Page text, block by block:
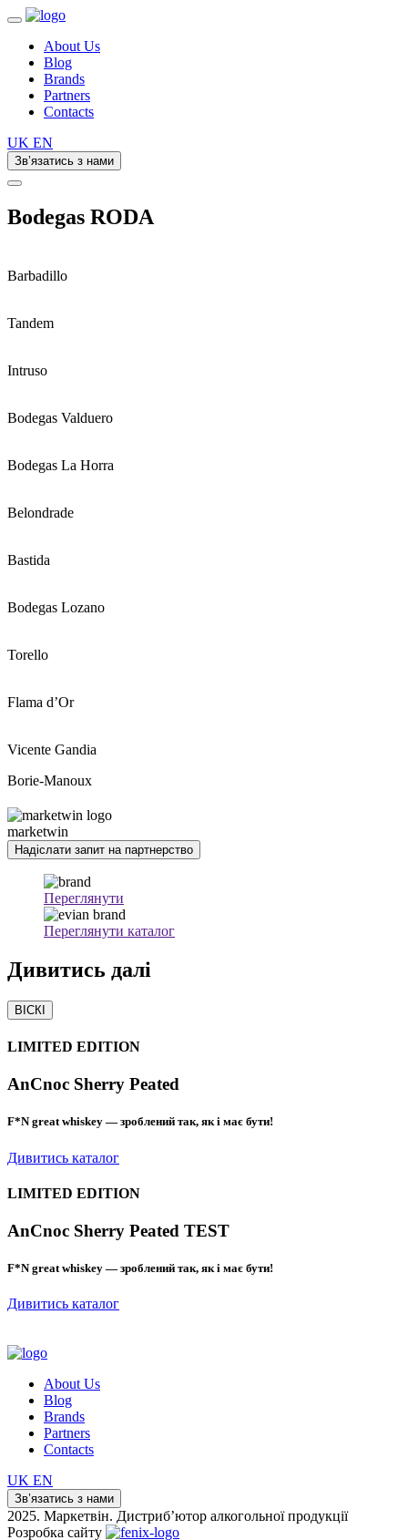
About Us
Blog
Brands
Partners
Contacts
UK EN
Зв’язатись з нами
Bodegas RODA
Barbadillo
Tandem
Intruso
Bodegas Valduero
Bodegas La Horra
Belondrade
Bastida
Bodegas Lozano
Torello
Flama d’Or
Vicente Gandia
Borie-Manoux
marketwin
Надіслати запит на партнерство
Переглянути
Переглянути каталог
Дивитись далі
ВІСКІ
LIMITED EDITION
AnCnoc Sherry Peated
F*N great whiskey — зроблений так, як і має бути!
Дивитись каталог
LIMITED EDITION
AnCnoc Sherry Peated TEST
F*N great whiskey — зроблений так, як і має бути!
Дивитись каталог
About Us
Blog
Brands
Partners
Contacts
UK EN
Зв’язатись з нами
2025. Маркетвін. Дистриб’ютор алкогольної продукції
Розробка сайту